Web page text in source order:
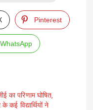
Pinterest
WhatsApp
का परिणाम घोषित,
कई विद्यार्थियों ने